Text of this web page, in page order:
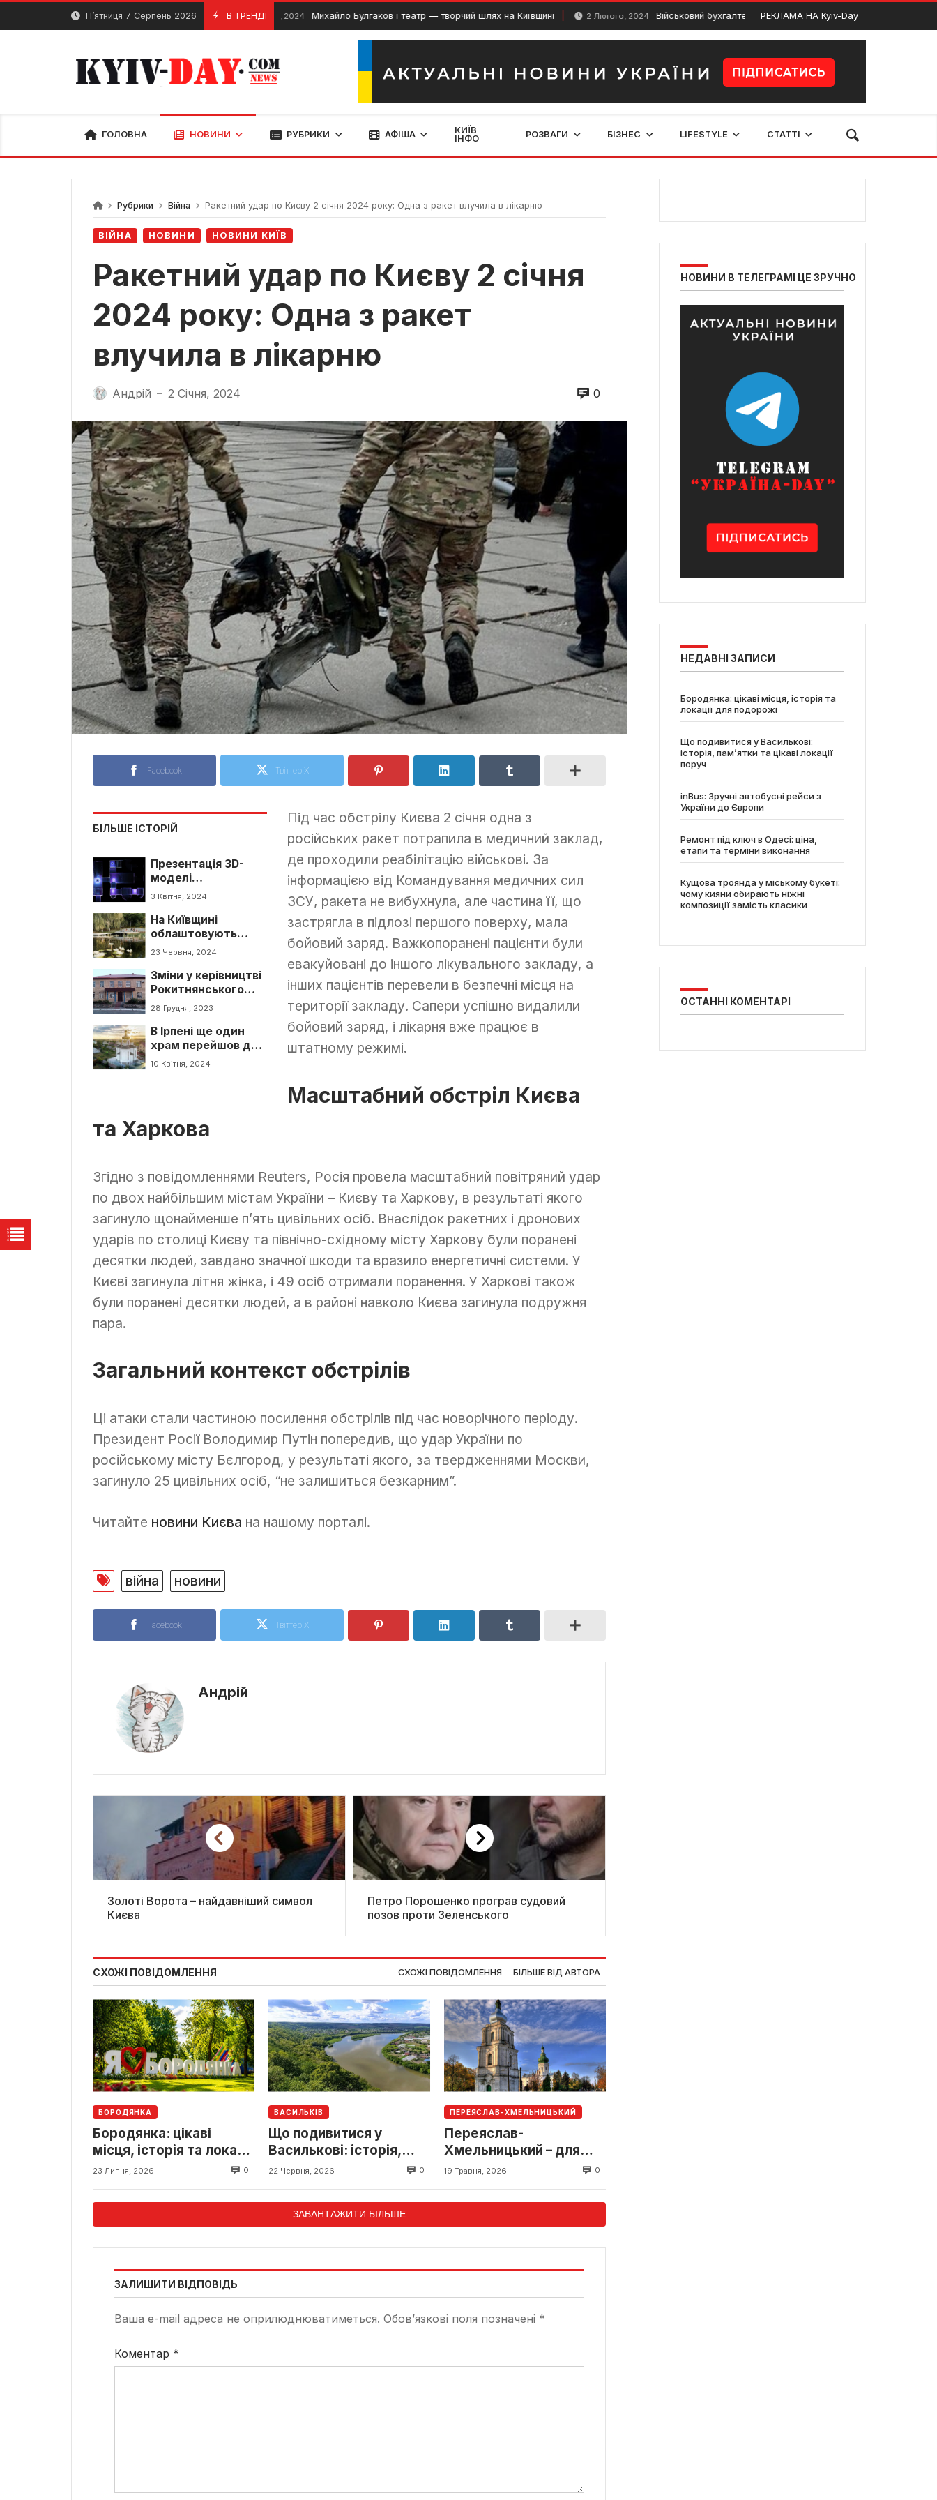
Перейти
вмісту
П’ятниця 7 Серпень 2026 В ТРЕНДІ
4 Листопада, 2024 Михайло Булгаков і театр — творчий шлях на Київщині 2 Лютого, 2024 Військовий бухгалтер незаконно перевів дружині 20 млн грн
РЕКЛАМА НА Kyiv-Day
ГОЛОВНА НОВИНИ РУБРИКИ АФІША
КИЇВ
ІНФО
РОЗВАГИ БІЗНЕС LIFESTYLE СТАТТІ
Рубрики Війна Ракетний удар по Києву 2 січня 2024 року: Одна з ракет влучила в лікарню
ВІЙНА НОВИНИ НОВИНИ КИЇВ
Ракетний удар по Києву 2 січня
2024 року: Одна з ракет
влучила в лікарню
Андрій — 2 Січня, 2024 0
Facebook Твіттер X
БІЛЬШЕ ІСТОРІЙ
Презентація 3D-
моделі
тисячолітніх печер
Лаври
3 Квітня, 2024
На Київщині
облаштовують
громадський
амфітеатром
23 Червня, 2024
Зміни у керівництві
Рокитнянського
районного суду
28 Грудня, 2023
В Ірпені ще один
храм перейшов до
ПЦУ
10 Квітня, 2024
Під час обстрілу Києва 2 січня одна з
російських ракет потрапила в медичний заклад,
де проходили реабілітацію військові. За
інформацією від Командування медичних сил
ЗСУ, ракета не вибухнула, але частина її, що
застрягла в підлозі першого поверху, мала
бойовий заряд. Важкопоранені пацієнти були
евакуйовані до іншого лікувального закладу, а
інших пацієнтів перевели в безпечні місця на
території закладу. Сапери успішно видалили
бойовий заряд, і лікарня вже працює в
штатному режимі.
Масштабний обстріл Києва
та Харкова
Згідно з повідомленнями Reuters, Росія провела масштабний повітряний удар
по двох найбільшим містам України – Києву та Харкову, в результаті якого
загинуло щонайменше п’ять цивільних осіб. Внаслідок ракетних і дронових
ударів по столиці Києву та північно-східному місту Харкову були поранені
десятки людей, завдано значної шкоди та вразило енергетичні системи. У
Києві загинула літня жінка, і 49 осіб отримали поранення. У Харкові також
були поранені десятки людей, а в районі навколо Києва загинула подружня
пара.
Загальний контекст обстрілів
Ці атаки стали частиною посилення обстрілів під час новорічного періоду.
Президент Росії Володимир Путін попередив, що удар України по
російському місту Бєлгород, у результаті якого, за твердженнями Москви,
загинуло 25 цивільних осіб, “не залишиться безкарним”.
Читайте новини Києва на нашому порталі.
війна новини
Facebook Твіттер X
Андрій
Золоті Ворота – найдавніший символ
Києва
Петро Порошенко програв судовий
позов проти Зеленського
СХОЖІ ПОВІДОМЛЕННЯ СХОЖІ ПОВІДОМЛЕННЯ БІЛЬШЕ ВІД АВТОРА
БОРОДЯНКА
Бородянка: цікаві
місця, історія та локації
для подорожі
23 Липня, 2026 0
ВАСИЛЬКІВ
Що подивитися у
Василькові: історія,
пам’ятки та цікаві
22 Червня, 2026 0
ПЕРЕЯСЛАВ-ХМЕЛЬНИЦЬКИЙ
Переяслав-
Хмельницький – для
туриста: ТОП локацій
19 Травня, 2026 0
ЗАВАНТАЖИТИ БІЛЬШЕ
ЗАЛИШИТИ ВІДПОВІДЬ
Ваша e-mail адреса не оприлюднюватиметься. Обов’язкові поля позначені *
Коментар *
НОВИНИ В ТЕЛЕГРАМІ ЦЕ ЗРУЧНО
НЕДАВНІ ЗАПИСИ
Бородянка: цікаві місця, історія та
локації для подорожі
Що подивитися у Василькові:
історія, пам’ятки та цікаві локації
поруч
inBus: Зручні автобусні рейси з
України до Європи
Ремонт під ключ в Одесі: ціна,
етапи та терміни виконання
Кущова троянда у міському букеті:
чому кияни обирають ніжні
композиції замість класики
ОСТАННІ КОМЕНТАРІ